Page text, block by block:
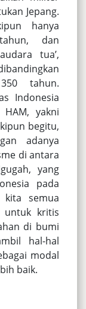
Jepang.
hanya
dan
tua’,
tahun.
Indonesia
yakni
begitu,
adanya
di antara
yang
pada
kita semua
untuk kritis
di bumi
hal-hal
modal
baik.